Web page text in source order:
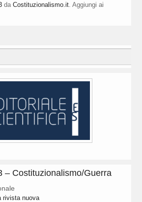
daCostituzionalismo.it . Aggiungi ai
– Costituzionalismo/Guerra
rivista nuova